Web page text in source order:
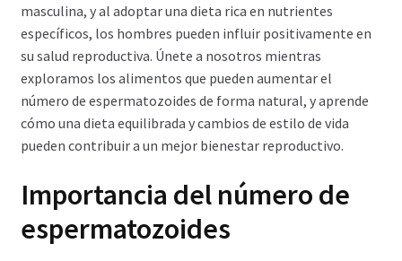
Preguntas frecuentes
Sobre nosotros
masculina, y al adoptar una dieta rica en nutrientes
específicos, los hombres pueden influir positivamente en
su salud reproductiva. Únete a nosotros mientras
exploramos los alimentos que pueden aumentar el
número de espermatozoides de forma natural, y aprende
cómo una dieta equilibrada y cambios de estilo de vida
pueden contribuir a un mejor bienestar reproductivo.
Importancia del número de
espermatozoides